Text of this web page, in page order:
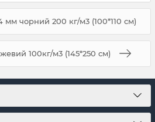
мм чорний 200 кг/м3 (100*110 см)
100кг/м3 (145*250 см)